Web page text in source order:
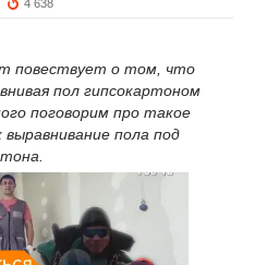
4 638
повествует о том, что
пол гипсокартоном
поговорим про такое
выравнивание пола под